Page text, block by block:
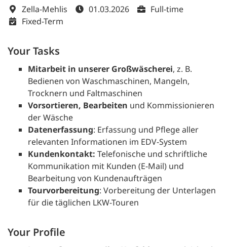
Zella-Mehlis 01.03.2026
Full-time
Fixed-Term
Your Tasks
Mitarbeit in unserer Großwäscherei, z. B.
Bedienen von Waschmaschinen, Mangeln,
Trocknern und Faltmaschinen
Vorsortieren, Bearbeiten und Kommissionieren
der Wäsche
Datenerfassung: Erfassung und Pflege aller
relevanten Informationen im EDV-System
Kundenkontakt: Telefonische und schriftliche
Kommunikation mit Kunden (E-Mail) und
Bearbeitung von Kundenaufträgen
Tourvorbereitung: Vorbereitung der Unterlagen
für die täglichen LKW-Touren
Your Profile